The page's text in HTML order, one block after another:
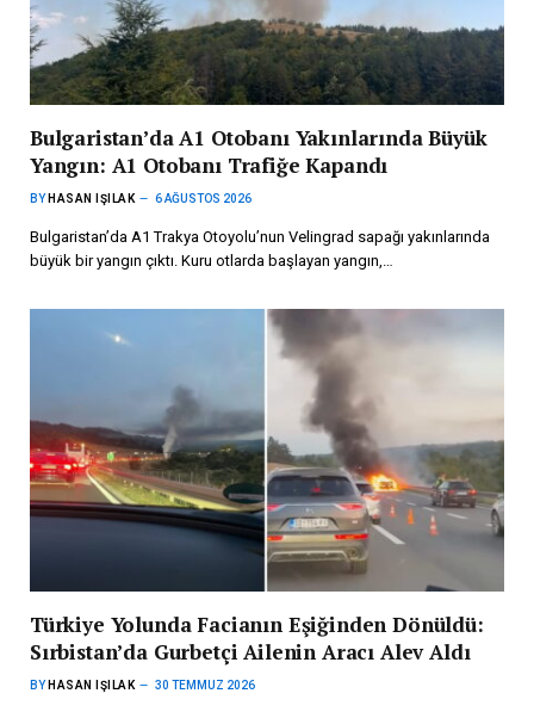
Bulgaristan’da A1 Otobanı Yakınlarında Büyük
Yangın: A1 Otobanı Trafiğe Kapandı
BY HASAN IŞILAK 6 AĞUSTOS 2026
Bulgaristan’da A1 Trakya Otoyolu’nun Velingrad sapağı yakınlarında
büyük bir yangın çıktı. Kuru otlarda başlayan yangın,…
Türkiye Yolunda Facianın Eşiğinden Dönüldü:
Sırbistan’da Gurbetçi Ailenin Aracı Alev Aldı
BY HASAN IŞILAK 30 TEMMUZ 2026